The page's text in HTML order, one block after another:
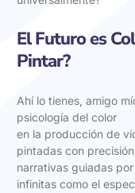
El Futuro es
Pintar?
Ahí lo tienes, amigo
psicología del color
en la producción de
pintadas con
narrativas guiadas
infinitas como el